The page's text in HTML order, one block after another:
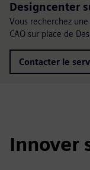
Designcenter
Vous recherchez
CAO sur place de
Contacter le
Innover